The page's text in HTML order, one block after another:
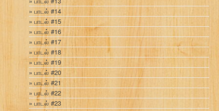
பாடல் #14
பாடல் #15
பாடல் #16
பாடல் #17
பாடல் #18
பாடல் #19
பாடல் #20
பாடல் #21
பாடல் #22
பாடல் #23